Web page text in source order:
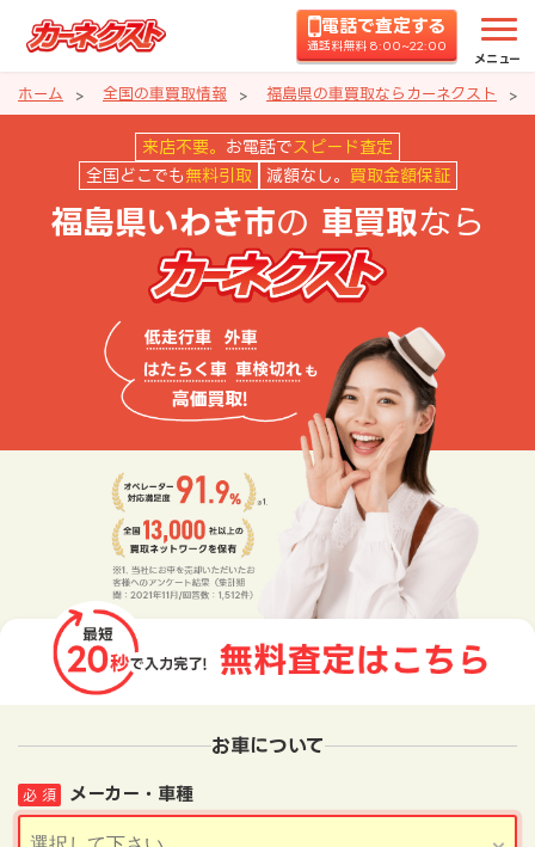
電話で査定する
通話料無料 8:00~22:00
メニュー
ホーム 全国の車買取情報 福島県の車買取ならカーネクスト
福島県いわき市の車買取ならカ
来店不要。 お電話で スピード査定
全国どこでも 無料引取 減額なし。 買取金額保証
福島県いわき市の 車買取なら
お車について
メーカー・車種
必 須